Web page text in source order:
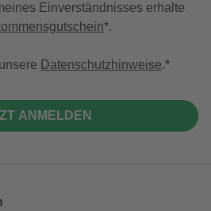
Einverständnisses erhalte
*.
Datenschutzhinweise.
ANMELDEN